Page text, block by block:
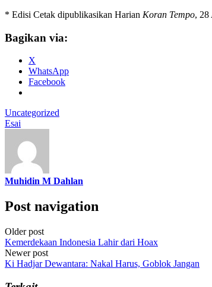
* Edisi Cetak dipublikasikan Harian Koran Tempo, 28
Bagikan via:
X
WhatsApp
Facebook
Uncategorized
Esai
Muhidin M Dahlan
Post navigation
Older post
Kemerdekaan Indonesia Lahir dari Hoax
Newer post
Ki Hadjar Dewantara: Nakal Harus, Goblok Jangan